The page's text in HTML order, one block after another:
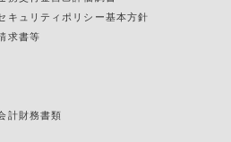
キュリティポリシー基本方針
求書等
計財務書類